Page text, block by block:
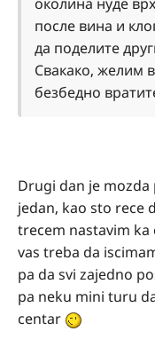
после вина и
да поделите
Свакако, желим
безбедно
Drugi dan je mozda
jedan, kao sto rece
trecem nastavim ka
vas treba da
pa da svi zajedno
pa neku mini turu
centar